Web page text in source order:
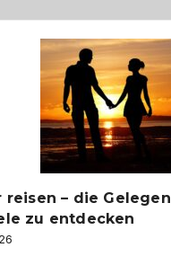
reisen – die
zu entdecken